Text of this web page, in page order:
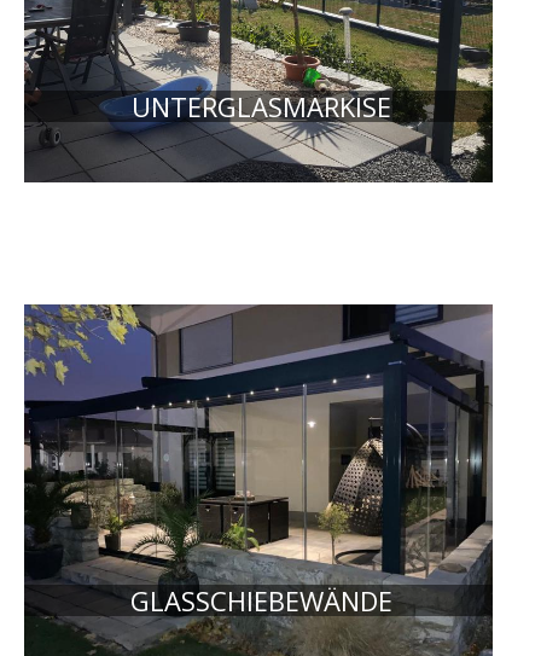
UNTERGLASMARKISE
GLASSCHIEBEWÄNDE